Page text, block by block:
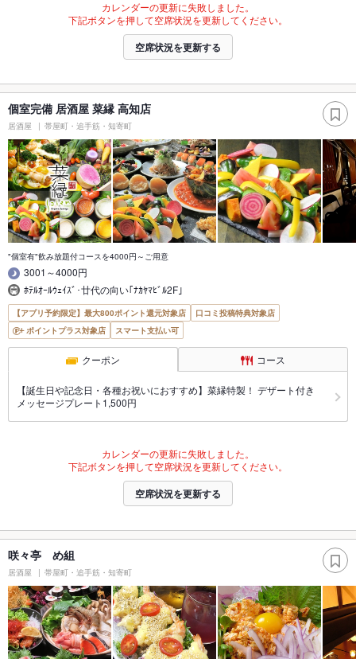
カレンダーの更新に失敗しました。
下記ボタンを押して空席状況を更新してください。
空席状況を更新する
個室完備 居酒屋 菜縁 高知店
居酒屋 帯屋町・追手筋・知寄町
"個室有"飲み放題付コースを4000円～ご用意
3001～4000円
ﾎﾃﾙｵｰﾙｳｪｲｽﾞ･廿代の向い｢ﾅｶﾔﾏﾋﾞﾙ2F｣
【アプリ予約限定】最大800ポイント還元対象店
口コミ投稿特典対象店
ポイントプラス対象店
スマート支払い可
クーポン コース
【誕生日や記念日・各種お祝いにおすすめ】菜縁特製！ デザート付き
メッセージプレート1,500円
カレンダーの更新に失敗しました。
下記ボタンを押して空席状況を更新してください。
空席状況を更新する
咲々亭 め組
居酒屋 帯屋町・追手筋・知寄町